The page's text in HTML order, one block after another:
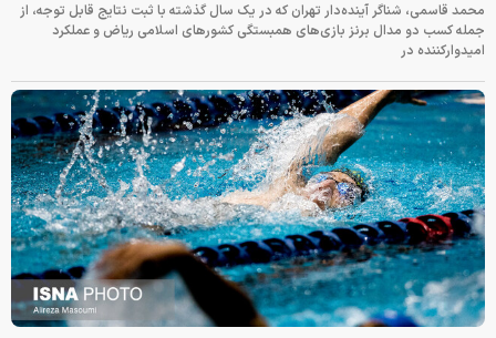
محمد قاسمی، شناگر آینده‌دار تهران که در یک سال گذشته با ثبت نتایج قابل توجه، از
جمله کسب دو مدال برنز بازی‌های همبستگی کشورهای اسلامی ریاض و عملکرد
امیدوارکننده در